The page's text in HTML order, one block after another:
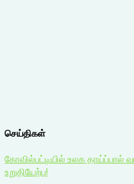
செய்திகள்
கோவில்பட்டியில் உலக தாய்ப்பால்
உறுதியேற்பு!